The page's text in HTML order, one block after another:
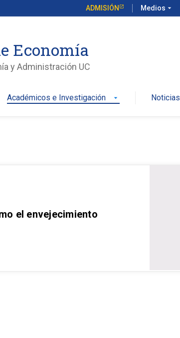
ADMISIÓN Medios arrow_drop_down
Economía
y Administración UC
Académicos e Investigación arrow_drop_down Noticias
el envejecimiento